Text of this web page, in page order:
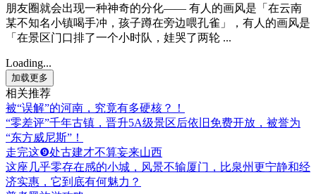
朋友圈就会出现一种神奇的分化—— 有人的画风是「在云南
某不知名小镇喝手冲，孩子蹲在旁边喂孔雀」，有人的画风是
「在景区门口排了一个小时队，娃哭了两轮 ...
Loading...
加载更多
相关推荐
被“误解”的河南，究竟有多硬核？！
“零差评”千年古镇，晋升5A级景区后依旧免费开放，被誉为
“东方威尼斯”！
走完这❾处古建才不算妄来山西
这座几乎零存在感的小城，风景不输厦门，比泉州更宁静和经
济实惠，它到底有何魅力？